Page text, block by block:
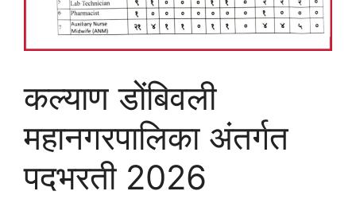
कल्याण डोंबिवली
महानगरपालिका अंतर्गत
पदभरती 2026